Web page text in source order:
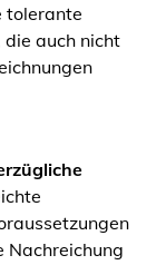
tolerante
die auch nicht
Nachreichung